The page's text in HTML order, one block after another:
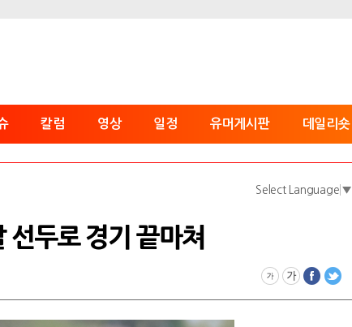
칼럼 영상 일정 유머게시판 데일리숏
Select Language ▼
선두로 경기 끝마쳐